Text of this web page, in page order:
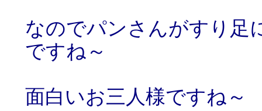
なのでパンさんがすり足
ですね～
面白いお三人様ですね～